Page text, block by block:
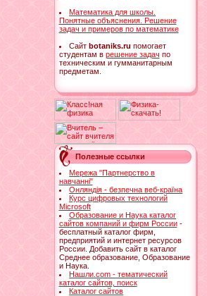
Математика для школы.
Понятные объяснения. Решение
задач и примеров по математике
Cайтbotaniks.ru помогает
студентам в решение задач по
техническим и гумманитарным
предметам.
Полезные ссылки
Мережа "Партнерство в
навчанні"
Онляндія - безпечна веб-країна
Курс цифровых технологий
Microsoft
Образование и Наука каталог
сайтов компаний и фирм России-
бесплатный каталог фирм,
предприятий и интернет ресурсов
России. Добавить сайт в каталог
Среднее образование, Образование
и Наука.
Нашли.com - тематический
каталог сайтов, поиск
Каталог сайтов